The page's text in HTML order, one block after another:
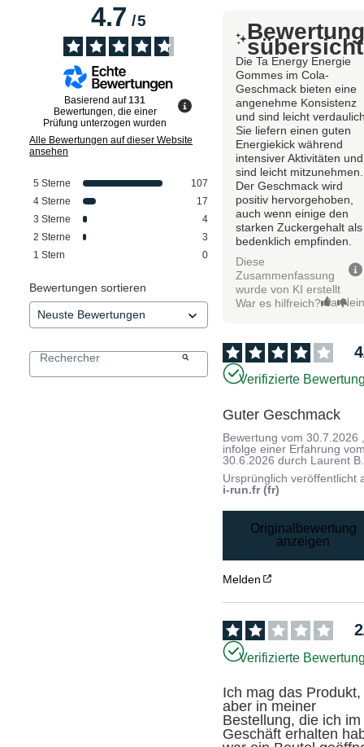
4.7/5
Basierend auf131
Bewertungen, die einer
Prüfung unterzogen wurden
Alle Bewertungen auf dieser Website
ansehen
5 Sterne
107
4 Sterne
17
3 Sterne
4
2 Sterne
3
1 Stern 0
Bewertungen sortieren
sübersicht
Die Ta Energy Energie
Gommes im Cola-
Geschmack bieten eine
angenehme Konsistenz
und sind leicht
Sie liefern einen guten
Energiekick während
intensiver Aktivitäten und
sind leicht mitzunehmen.
Der Geschmack wird
positiv hervorgehoben,
auch wenn einige den
starken Zuckergehalt als
bedenklich empfinden.
Diese
Zusammenfassung
wurde von KI erstellt
War es hilfreich? Ja
4
Verifizierte
Guter Geschmack
Bewertung vom30.7.2026
infolge einer Erfahrung
30.6.2026 durch Laurent B.
Ursprünglich veröffentlicht
i-run.fr (fr)
Originalbewertung
anzeigen
Melden
2
Verifizierte
Ich mag das Produkt,
aber in meiner
Bestellung, die ich im
Geschäft erhalten